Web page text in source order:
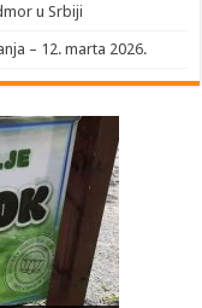
u Srbiji
– 12. marta 2026.